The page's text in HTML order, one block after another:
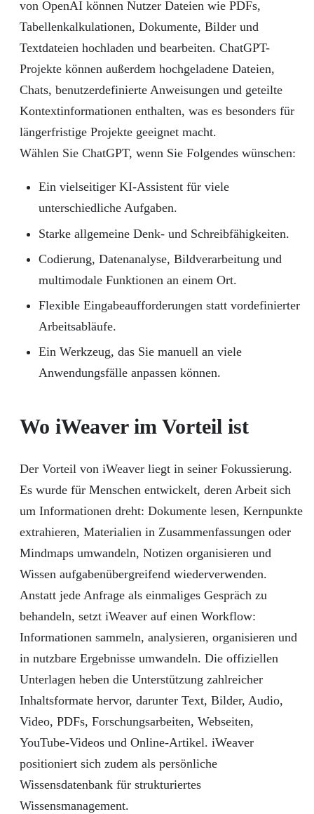
von OpenAI können Nutzer Dateien wie PDFs,
Tabellenkalkulationen, Dokumente, Bilder und
Textdateien hochladen und bearbeiten. ChatGPT-
Projekte können außerdem hochgeladene Dateien,
Chats, benutzerdefinierte Anweisungen und geteilte
Kontextinformationen enthalten, was es besonders für
längerfristige Projekte geeignet macht.
Wählen Sie ChatGPT, wenn Sie Folgendes wünschen:
Ein vielseitiger KI-Assistent für viele
unterschiedliche Aufgaben.
Starke allgemeine Denk- und Schreibfähigkeiten.
Codierung, Datenanalyse, Bildverarbeitung und
multimodale Funktionen an einem Ort.
Flexible Eingabeaufforderungen statt vordefinierter
Arbeitsabläufe.
Ein Werkzeug, das Sie manuell an viele
Anwendungsfälle anpassen können.
Wo iWeaver im Vorteil ist
Der Vorteil von iWeaver liegt in seiner Fokussierung.
Es wurde für Menschen entwickelt, deren Arbeit sich
um Informationen dreht: Dokumente lesen, Kernpunkte
extrahieren, Materialien in Zusammenfassungen oder
Mindmaps umwandeln, Notizen organisieren und
Wissen aufgabenübergreifend wiederverwenden.
Anstatt jede Anfrage als einmaliges Gespräch zu
behandeln, setzt iWeaver auf einen Workflow:
Informationen sammeln, analysieren, organisieren und
in nutzbare Ergebnisse umwandeln. Die offiziellen
Unterlagen heben die Unterstützung zahlreicher
Inhaltsformate hervor, darunter Text, Bilder, Audio,
Video, PDFs, Forschungsarbeiten, Webseiten,
YouTube-Videos und Online-Artikel. iWeaver
positioniert sich zudem als persönliche
Wissensdatenbank für strukturiertes
Wissensmanagement.